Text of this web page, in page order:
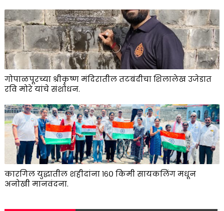
गोपाळपूरच्या श्रीकृष्ण मंदिरातील तटबंदीचा शिलालेख उजेडात
रवि मोरे यांचे संशोधन.
कारगिल युद्धातील शहीदांना १६० किमी सायकलिंग मधून
अनोखी मानवंदना.